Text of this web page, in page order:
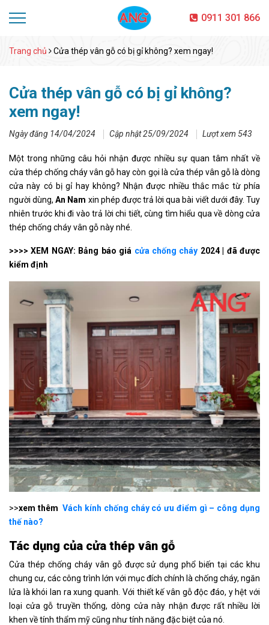
0911 301 866
Trang chủ Cửa thép vân gỗ có bị gỉ không? xem ngay!
Cửa thép vân gỗ có bị gỉ không?
xem ngay!
Ngày đăng 14/04/2024 Cập nhật 25/09/2024 Lượt xem 543
Một trong những câu hỏi nhận được nhiều sự quan tâm nhất về
cửa thép chống cháy vân gỗ hay còn gọi là cửa thép vân gỗ là dòng
cửa này có bị gỉ hay không? Nhận được nhiều thắc mắc từ phía
người dùng,An Nam xin phép được trả lời qua bài viết dưới đây. Tuy
nhiên trước khi đi vào trả lời chi tiết, cùng tìm hiểu qua về dòng cửa
thép chống cháy vân gỗ này nhé.
>>>> XEM NGAY: Bảng báo giá cửa chống cháy 2024 | đã được
kiểm định
>>xem thêm Vách kính chống cháy có ưu điểm gì – công dụng
thế nào?
Tác dụng của cửa thép vân gỗ
Cửa thép chống cháy vân gỗ được sử dụng phổ biến tại các khu
chung cư, các công trình lớn với mục đích chính là chống cháy, ngăn
lửa là khói lan ra xung quanh. Với thiết kế vân gỗ độc đáo, y hệt với
loại cửa gỗ truyền thống, dòng cửa này nhận được rất nhiều lời
khen về tính thẩm mỹ cũng như tính năng đặc biệt của nó.